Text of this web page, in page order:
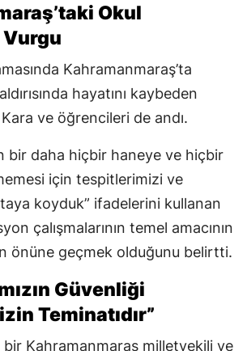
Okul
Vurgu
Kahramanmaraş’ta
hayatını kaybeden
ve öğrencileri de andı.
bir daha hiçbir haneye ve hiçbir
için tespitlerimizi ve
koyduk” ifadelerini kullanan
çalışmalarının temel amacının
önüne geçmek olduğunu belirtti.
Güvenliği
Teminatıdır”
bir Kahramanmaraş milletvekili ve